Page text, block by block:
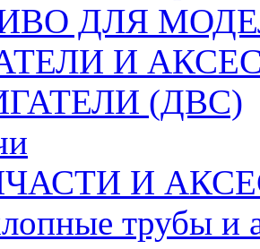
ДЛЯ
И
(ДВС)
И
трубы и